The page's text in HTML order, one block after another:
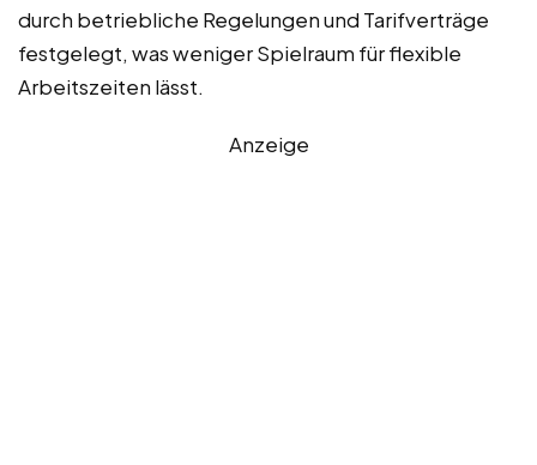
durch betriebliche Regelungen und Tarifverträge
festgelegt, was weniger Spielraum für flexible
Arbeitszeiten lässt.
Anzeige